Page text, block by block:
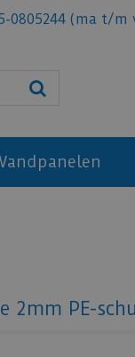
0805244 (ma t/m
2mm PE-